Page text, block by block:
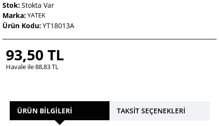
Stok:Stokta Var
Marka:YATEK
Ürün Kodu:YT18013A
93,50 TL
Havale ile 88,83 TL
ÜRÜN BILGILERI TAKSIT SEÇENEKLERI